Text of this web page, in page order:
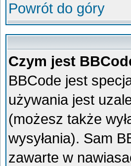
Powrót do góry
Czym jest
BBCode jest
używania jest
(możesz także
wysyłania). Sam
zawarte w